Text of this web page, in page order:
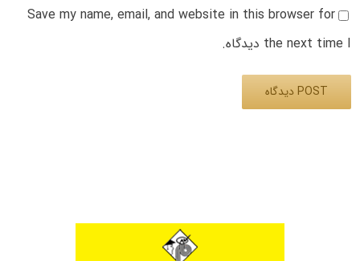
Save my name, email, and website in this browser for
the next time I دیدگاه.